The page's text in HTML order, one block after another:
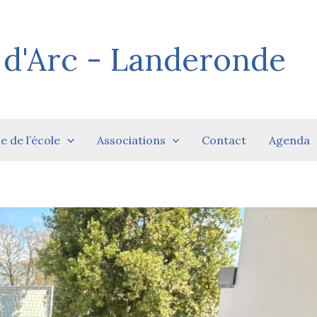
d'Arc - Landeronde
de l’école Associations Contact Agenda